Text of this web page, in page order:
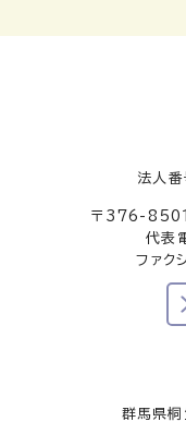
法人
〒376-8501
代表
ファ
群馬県